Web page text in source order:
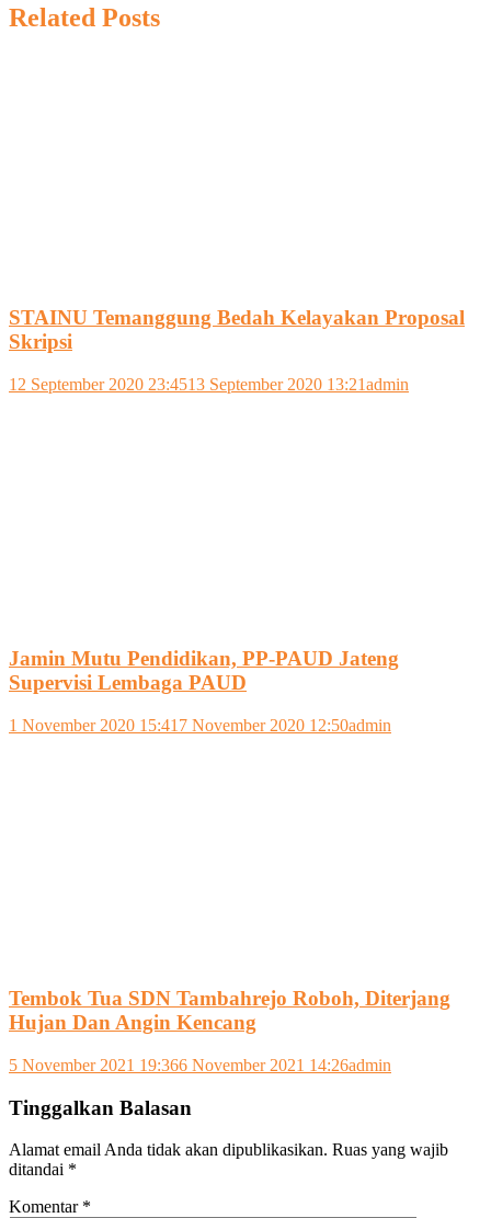
Related Posts
STAINU Temanggung Bedah Kelayakan Proposal
Skripsi
12 September 2020 23:4513 September 2020 13:21admin
Jamin Mutu Pendidikan, PP-PAUD Jateng
Supervisi Lembaga PAUD
1 November 2020 15:41 7 November 2020 12:50admin
Tembok Tua SDN Tambahrejo Roboh, Diterjang
Hujan Dan Angin Kencang
5 November 2021 19:366 November 2021 14:26admin
Tinggalkan Balasan
Alamat email Anda tidak akan dipublikasikan. Ruas yang wajib
ditandai *
Komentar *